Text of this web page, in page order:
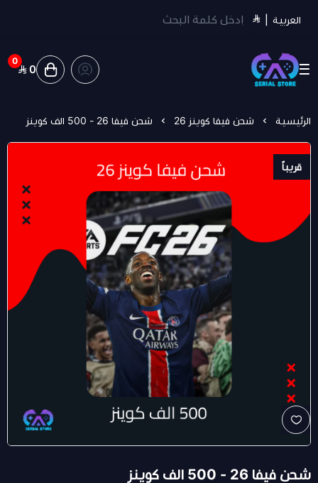
العربية
سيريل ستور | Serial Store
0
0
الرئيسية شحن فيفا كوينز 26 شحن فيفا 26 - 500 الف كوينز
قريباً
شحن فيفا 26 - 500 الف كوينز